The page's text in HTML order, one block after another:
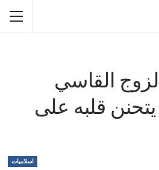
القاسي
قلبه على
اسلاميات